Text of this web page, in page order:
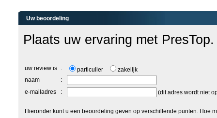
Uw beoordeling
Plaats uw ervaring met PresTop.
uw review is : particulier
zakelijk
naam
:
e-mailadres
: (dit adres wordt niet
Hieronder kunt u een beoordeling geven op verschillende punten. Hoe